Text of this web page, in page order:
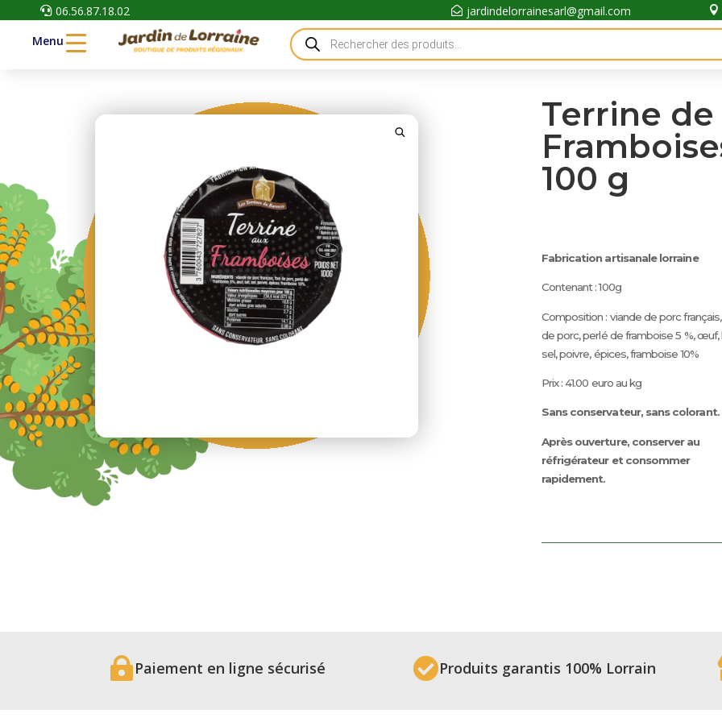
 06.56.87.18.02  jardindelorrainesarl@gmail.com 
Menu
Recherche
de
produits
Terrine
100 g
Fabrication artisanale lorraine
Contenant : 100g
Composition : viande de porc
de porc, perlé de framboise 5 %, œuf,
sel, poivre, épices, framboise 10%
Prix : 41.00 euro au kg
Sans conservateur, sans colorant.
Après ouverture, conserver au
réfrigérateur et consommer
rapidement.
Paiement en ligne sécurisé Produits garantis 100% Lorrain